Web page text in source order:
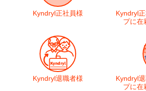
Kyndryl正社員様 Kyndryl
プに在
Kyndryl退職者様 Kyndryl
プに在